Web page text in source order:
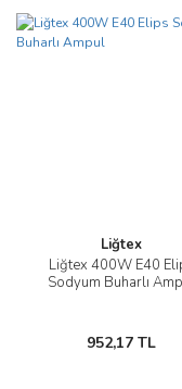
Liğtex
Liğtex 400W E40
Sodyum Buharlı
952,17 TL